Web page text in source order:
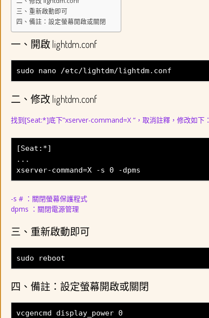
三、重新啟動即可
四、備註：設定螢幕開啟或關閉
一、開啟 lightdm.conf
sudo nano /etc/lightdm/lightdm.conf
二、修改 lightdm.conf
找到[Seat:*]底下”xserver-command=X “，取消註釋，修改如下：
[Seat:*]
...
xserver-command=X -s 0 -dpms
-s # ：關閉螢幕保護程式
dpms ：關閉電源管理
三、重新啟動即可
sudo reboot
四、備註：設定螢幕開啟或關閉
vcgencmd display_power 0